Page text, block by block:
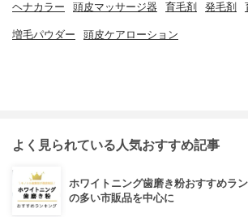
ヘナカラー 頭皮マッサージ器 育毛剤 発毛剤
増毛パウダー 頭皮ケアローション
よく見られている人気おすすめ記事
ホワイトニング歯磨き粉おすすめラ
の多い市販品を中心に